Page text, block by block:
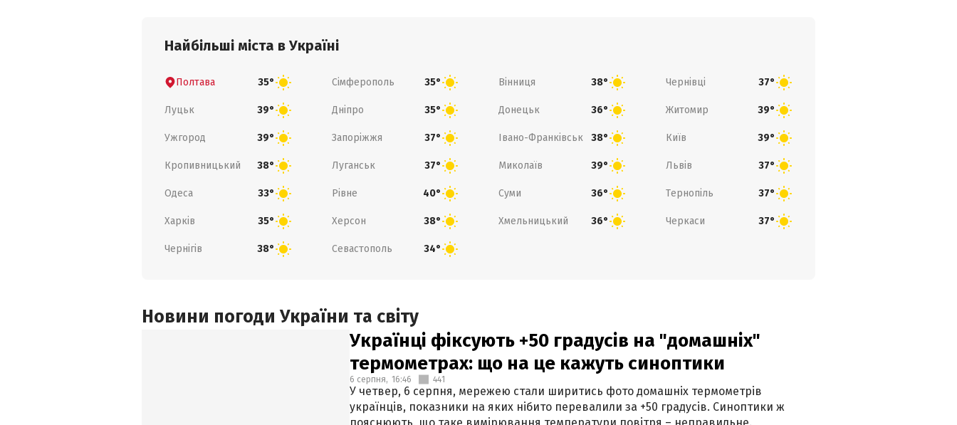
Найбільші міста в Україні
Полтава 35° Сімферополь 35° Вінниця 38° Чернівці 37°
Луцьк 39° Дніпро 35° Донецьк 36° Житомир 39°
Ужгород 39° Запоріжжя 37° Івано-Франківськ 38° Київ 39°
Кропивницький 38° Луганськ 37° Миколаїв 39° Львів 37°
Одеса 33° Рівне 40° Суми 36° Тернопіль 37°
Харків 35° Херсон 38° Хмельницький 36° Черкаси 37°
Чернігів 38° Севастополь 34°
Новини погоди України та світу
Українці фіксують +50 градусів на "домашніх"
термометрах: що на це кажуть синоптики
6 серпня, 16:46 441
У четвер, 6 серпня, мережею стали ширитись фото домашніх термометрів
українців, показники на яких нібито перевалили за +50 градусів. Синоптики ж